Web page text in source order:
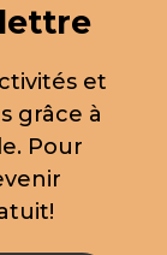
et
grâce à
Pour